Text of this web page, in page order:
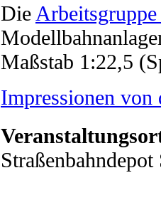
Die
Maßstab 1:22,5
Impressionen von
Straßenbahndepot